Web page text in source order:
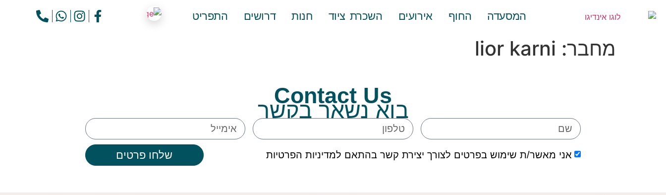
המסעדה החוף אירועים השכרת ציוד חנות דרושים התפריט
מחבר: lior karni
Contact Us
בוא נשאר בקשר
אני מאשר/ת שימוש בפרטים לצורך יצירת קשר בהתאם למדיניות הפרטיות שלחו פרטים